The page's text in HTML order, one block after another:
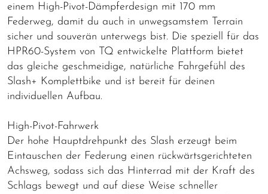
einem High-Pivot-Dämpferdesign mit 170 mm
Federweg, damit du auch in unwegsamstem Terrain
sicher und souverän unterwegs bist. Die speziell für das
HPR60-System von TQ entwickelte Plattform bietet
das gleiche geschmeidige, natürliche Fahrgefühl des
Slash+ Komplettbike und ist bereit für deinen
individuellen Aufbau.
High-Pivot-Fahrwerk
Der hohe Hauptdrehpunkt des Slash erzeugt beim
Eintauschen der Federung einen rückwärtsgerichteten
Achsweg, sodass sich das Hinterrad mit der Kraft des
Schlags bewegt und auf diese Weise schneller